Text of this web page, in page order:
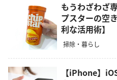
もうわざわざ
プスターの空
利な活用術】
掃除・暮らし
【iPhone】